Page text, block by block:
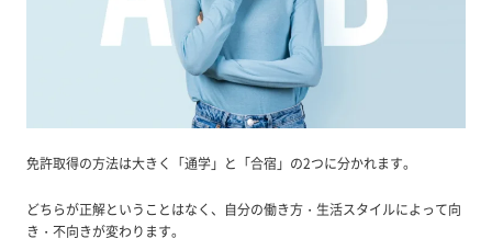
免許取得の方法は大きく「通学」と「合宿」の2つに分かれます。
どちらが正解ということはなく、自分の働き方・生活スタイルによって向
き・不向きが変わります。